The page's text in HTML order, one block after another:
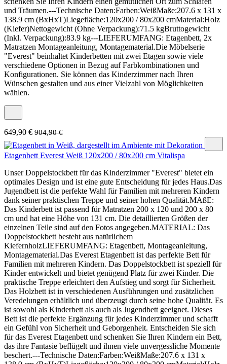
und Träumen.---Technische Daten:Farben:WeißMaße:207.6 x 131 x
138.9 cm (BxHxT)Liegefläche:120x200 / 80x200 cmMaterial:Holz
(Kiefer)Nettogewicht (Ohne Verpackung):71.5 kgBruttogewicht
(Inkl. Verpackung):83.9 kg---LIEFERUMFANG: Etagenbett, 2x
Matratzen Montageanleitung, Montagematerial.Die Möbelserie
"Everest" beinhaltet Kinderbetten mit zwei Etagen sowie viele
verschiedene Optionen in Bezug auf Farbkombinationen und
Konfigurationen. Sie können das Kinderzimmer nach Ihren
Wünschen gestalten und aus einer Vielzahl von Möglichkeiten
wählen.
649,90 € 904,90 €
Etagenbett Everest Weiß 120x200 / 80x200 cm Vitalispa
Unser Doppelstockbett für das Kinderzimmer "Everest" bietet ein
optimales Design und ist eine gute Entscheidung für jedes Haus.Das
Jugendbett ist die perfekte Wahl für Familien mit mehreren Kindern
dank seiner praktischen Treppe und seiner hohen Qualität.MAßE:
Das Kinderbett ist passend für Matratzen 200 x 120 und 200 x 80
cm und hat eine Höhe von 131 cm. Die detaillierten Größen der
einzelnen Teile sind auf den Fotos angegeben.MATERIAL: Das
Doppelstockbett besteht aus natürlichem
KiefernholzLIEFERUMFANG: Etagenbett, Montageanleitung,
Montagematerial.Das Everest Etagenbett ist das perfekte Bett für
Familien mit mehreren Kindern. Das Doppelstockbett ist speziell für
Kinder entwickelt und bietet genügend Platz für zwei Kinder. Die
praktische Treppe erleichtert den Aufstieg und sorgt für Sicherheit.
Das Holzbett ist in verschiedenen Ausführungen und zusätzlichen
Veredelungen erhältlich und überzeugt durch seine hohe Qualität. Es
ist sowohl als Kinderbett als auch als Jugendbett geeignet. Dieses
Bett ist die perfekte Ergänzung für jedes Kinderzimmer und schafft
ein Gefühl von Sicherheit und Geborgenheit. Entscheiden Sie sich
für das Everest Etagenbett und schenken Sie Ihren Kindern ein Bett,
das ihre Fantasie beflügelt und ihnen viele unvergessliche Momente
beschert.---Technische Daten:Farben:WeißMaße:207.6 x 131 x